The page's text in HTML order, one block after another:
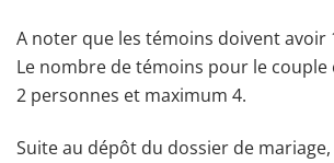
A noter que les témoins doivent avoir
Le nombre de témoins pour le
2 personnes et maximum 4.
Suite au dépôt du dossier de mariage,